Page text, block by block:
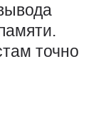
точно